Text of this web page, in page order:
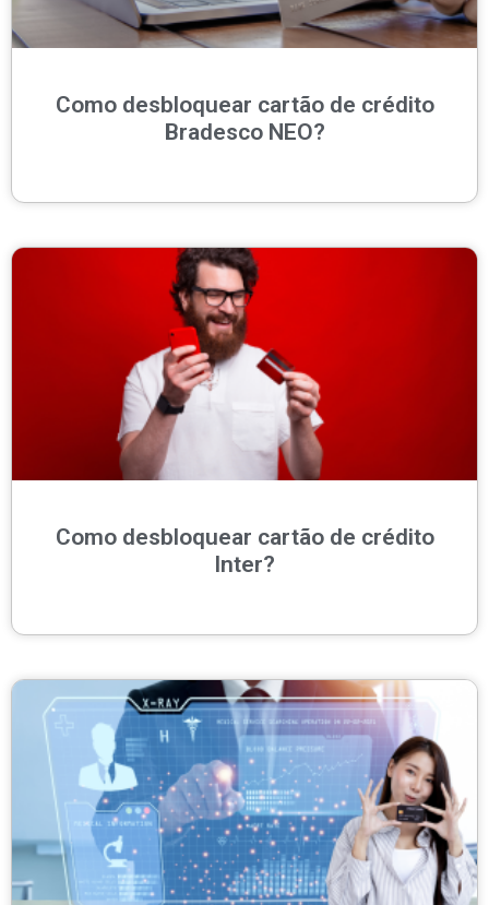
Como desbloquear cartão de crédito
Bradesco NEO?
Como desbloquear cartão de crédito
Inter?